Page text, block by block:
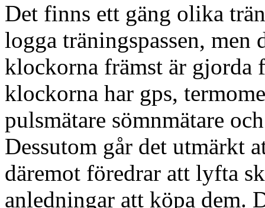
Det finns ett gäng olika
logga träningspassen,
klockorna främst är gjorda
klockorna har gps,
pulsmätare sömnmätare
Dessutom går det utmärkt
däremot föredrar att lyfta
anledningar att köpa dem.